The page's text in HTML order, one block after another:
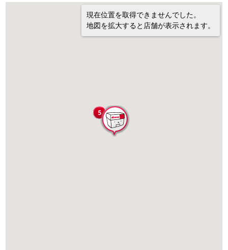
現在位置を取得できませんでした。
地図を拡大すると店舗が表示されます。